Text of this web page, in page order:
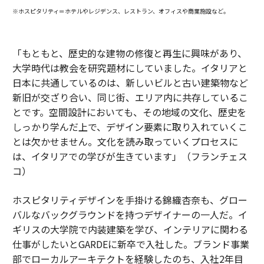
※ホスピタリティ＝ホテルやレジデンス、レストラン、オフィスや商業施設など。
「もともと、歴史的な建物の修復と再生に興味があり、
大学時代は教会を研究題材にしていました。イタリアと
日本に共通しているのは、新しいビルと古い建築物など
新旧が交ざり合い、同じ街、エリア内に共存しているこ
とです。空間設計においても、その地域の文化、歴史を
しっかり学んだ上で、デザイン要素に取り入れていくこ
とは欠かせません。文化を読み取っていくプロセスに
は、イタリアでの学びが生きています」（フランチェス
コ）
ホスピタリティデザインを手掛ける錦織杏奈も、グロー
バルなバックグラウンドを持つデザイナーの一人だ。イ
ギリスの大学院で内装建築を学び、インテリアに関わる
仕事がしたいとGARDEに新卒で入社した。ブランド事業
部でローカルアーキテクトを経験したのち、入社2年目